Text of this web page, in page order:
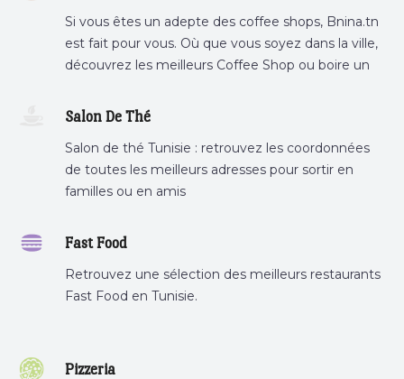
Si vous êtes un adepte des coffee shops, Bnina.tn
est fait pour vous. Où que vous soyez dans la ville,
découvrez les meilleurs Coffee Shop ou boire un
Salon De Thé
Salon de thé Tunisie : retrouvez les coordonnées
de toutes les meilleurs adresses pour sortir en
familles ou en amis
Fast Food
Retrouvez une sélection des meilleurs restaurants
Fast Food en Tunisie.
Pizzeria